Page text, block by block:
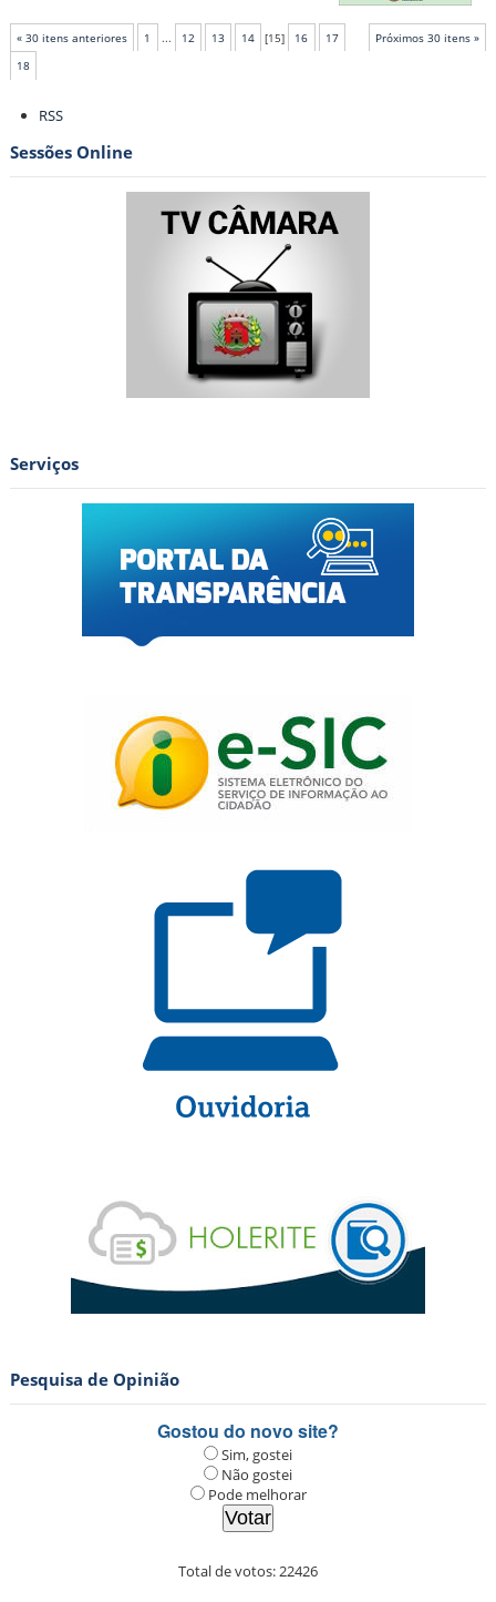
imóveis
pelo
programa
Cidade
« 30 itens anteriores Próximos 30 itens »
1 ... 12 13 14 [15] 16
17
18
do
RSS
Sessões Online
Serviços
Pesquisa de Opinião
Gostou do novo site?
Sim, gostei
Não gostei
Pode melhorar
Total de votos:22426